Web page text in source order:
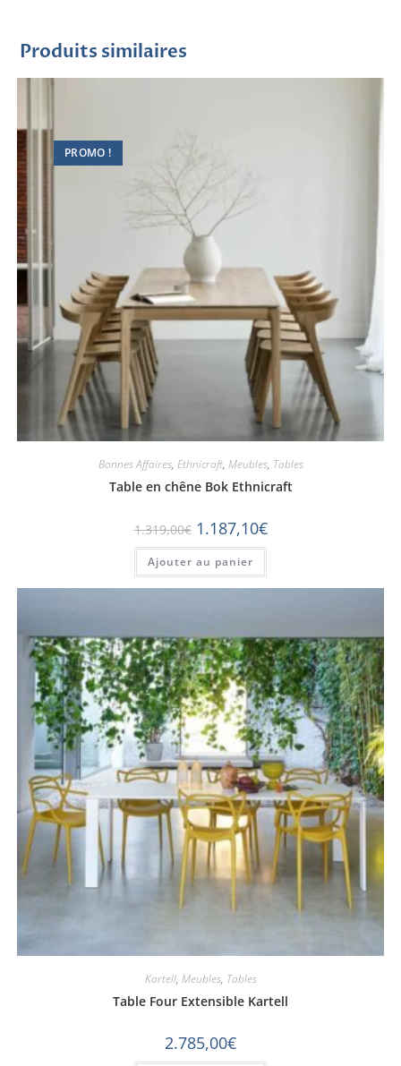
Produits similaires
PROMO !
Bonnes Affaires, Ethnicraft, Meubles, Tables
Table en chêne Bok Ethnicraft
1.319,00€ 1.187,10€
Ajouter au panier
Kartell, Meubles, Tables
Table Four Extensible Kartell
2.785,00€